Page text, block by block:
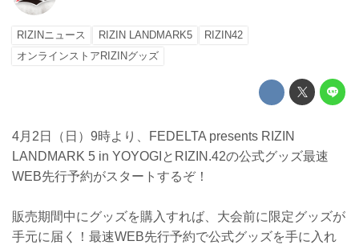
RIZINニュース RIZIN LANDMARK5
RIZIN42
オンラインストアRIZINグッズ
4月2日（日）9時より、FEDELTA presents RIZIN
LANDMARK 5 in YOYOGIとRIZIN.42の公式グッズ最速
WEB先行予約がスタートするぞ！
販売期間中にグッズを購入すれば、大会前に限定グッズが
手元に届く！最速WEB先行予約で公式グッズを手に入れ